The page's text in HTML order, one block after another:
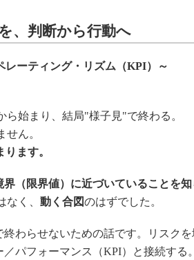
、判断から行動へ
レーティング・リズム（KPI）～
始まり、結局"様子見"で終わる。
ん。
ます。
界（限界値）に近づいていることを知
く、 動く合図のはずでした。
わらせないための話です。リスク
パフォーマンス（KPI）と接続する。